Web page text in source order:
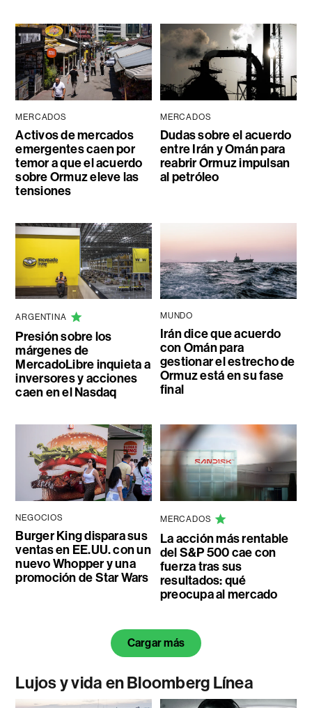
MERCADOS
Activos de mercados
emergentes caen por
temor a que el acuerdo
sobre Ormuz eleve las
tensiones
MERCADOS
Dudas sobre el acuerdo
entre Irán y Omán para
reabrir Ormuz impulsan
al petróleo
ARGENTINA
Presión sobre los
márgenes de
MercadoLibre inquieta a
inversores y acciones
caen en el Nasdaq
MUNDO
Irán dice que acuerdo
con Omán para
gestionar el estrecho de
Ormuz está en su fase
final
NEGOCIOS
Burger King dispara sus
ventas en EE.UU. con un
nuevo Whopper y una
promoción de Star Wars
MERCADOS
La acción más rentable
del S&P 500 cae con
fuerza tras sus
resultados: qué
preocupa al mercado
Cargar más
Lujos y vida en Bloomberg Línea